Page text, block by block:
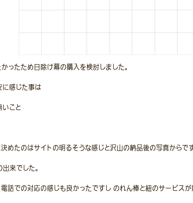
ったため日除け幕の購入を検討しました。
感じた事は
こと
めたのはサイトの明るそうな感じと沢山の納品後の写真からです
来でした。
話での対応の感じも良かったですし のれん棒と紐のサービスが